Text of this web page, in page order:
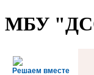
МБУ
Решаем вместе